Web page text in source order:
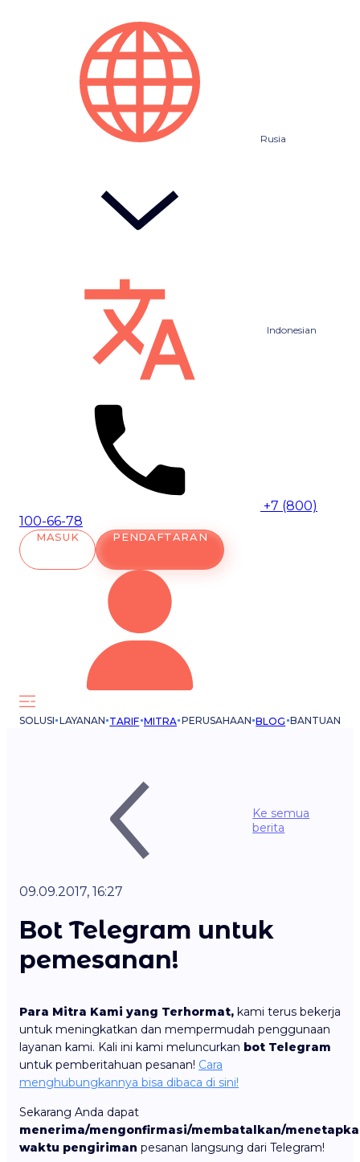
Rusia
Indonesian
+7 (800)
100-66-78
MASUK PENDAFTARAN
SOLUSI LAYANAN TARIF MITRA PERUSAHAAN BLOG BANTUAN
Ke semua
berita
09.09.2017, 16:27
Bot Telegram untuk
pemesanan!
Para Mitra Kami yang Terhormat, kami terus bekerja
untuk meningkatkan dan mempermudah penggunaan
layanan kami. Kali ini kami meluncurkan bot Telegram
untuk pemberitahuan pesanan! Cara
menghubungkannya bisa dibaca di sini!
Sekarang Anda dapat
menerima/mengonfirmasi/membatalkan/
waktu pengiriman pesanan langsung dari Telegram!